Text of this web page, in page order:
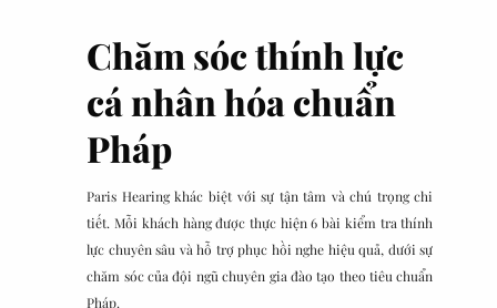
Chăm sóc thính lực
cá nhân hóa chuẩn
Pháp
Paris Hearing khác biệt với sự tận tâm và chú trọng chi
tiết. Mỗi khách hàng được thực hiện 6 bài kiểm tra thính
lực chuyên sâu và hỗ trợ phục hồi nghe hiệu quả, dưới sự
chăm sóc của đội ngũ chuyên gia đào tạo theo tiêu chuẩn
Pháp.